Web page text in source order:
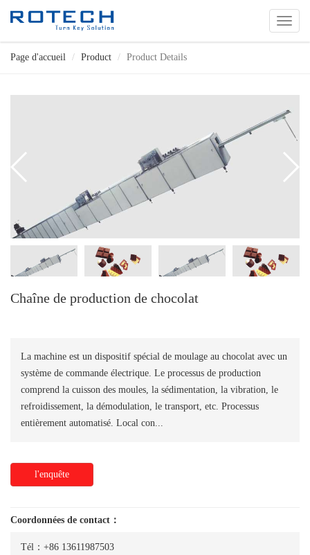
切
换
Page d'accueil Product Product Details
Chaîne de production de chocolat
La machine est un dispositif spécial de moulage au chocolat avec un
système de commande électrique. Le processus de production
comprend la cuisson des moules, la sédimentation, la vibration, le
refroidissement, la démodulation, le transport, etc. Processus
entièrement automatisé. Local con...
l'enquête
Coordonnées de contact：
Tél：+86 13611987503